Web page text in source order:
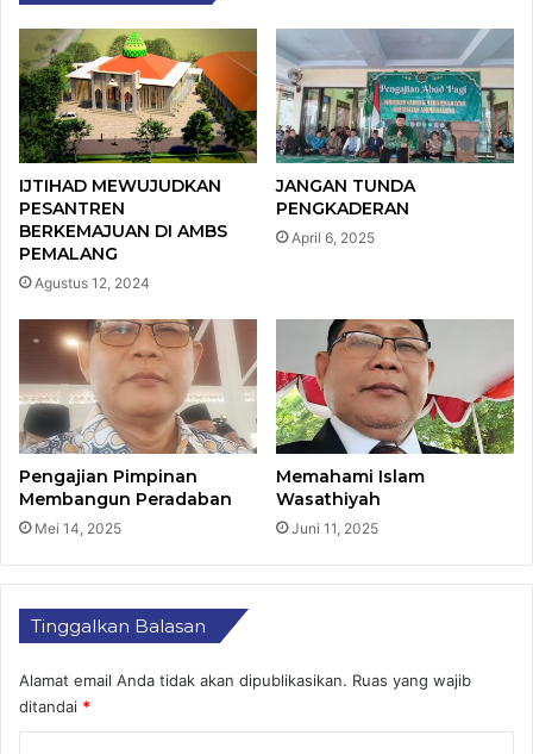
IJTIHAD MEWUJUDKAN
PESANTREN
BERKEMAJUAN DI AMBS
PEMALANG
Agustus 12, 2024
JANGAN TUNDA
PENGKADERAN
April 6, 2025
Pengajian Pimpinan
Membangun Peradaban
Mei 14, 2025
Memahami Islam
Wasathiyah
Juni 11, 2025
Tinggalkan Balasan
Alamat email Anda tidak akan dipublikasikan. Ruas yang wajib
ditandai *